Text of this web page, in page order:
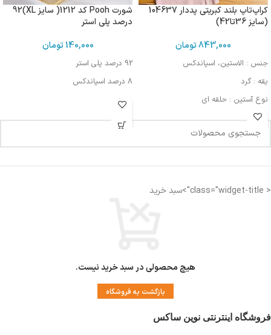
کراپ‌تاپ بلند کبریتی پددار 104637
(سایز 36تا42)
843,000تومان
جنس : الاستین، اسپاندکس
یقه : گرد
نوع آستین : حلقه ای
مورد استفاده : اسپرت، روزمره، مهمانی
شورت Pooh کد 1212( سایز XL)92
درصد پلی استر
140,000تومان
92 درصد پلی استر
8 درصد اسپاندکس
< class="widget-title">سبد خرید
هیچ محصولی در سبد خرید نیست.
بازگشت به فروشگاه
فروشگاه اینترنتی نوین ساکس